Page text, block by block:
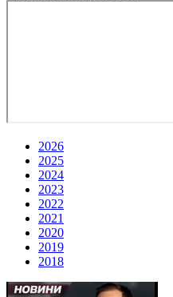
2026
2025
2024
2023
2022
2021
2020
2019
2018